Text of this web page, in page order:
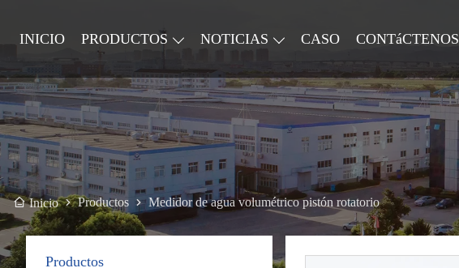
INICIO PRODUCTOS NOTICIAS CASO CONTáCTENOS
Inicio Productos Medidor de agua volumétrico pistón rotatorio
Productos